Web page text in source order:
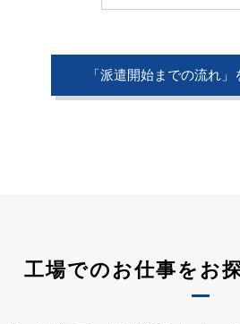
「派遣開始までの流れ」
工場でのお仕事をお